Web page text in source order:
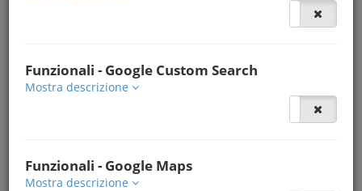
Funzionali - Google Custom Search
Mostra descrizione
Funzionali - Google Maps
Mostra descrizione